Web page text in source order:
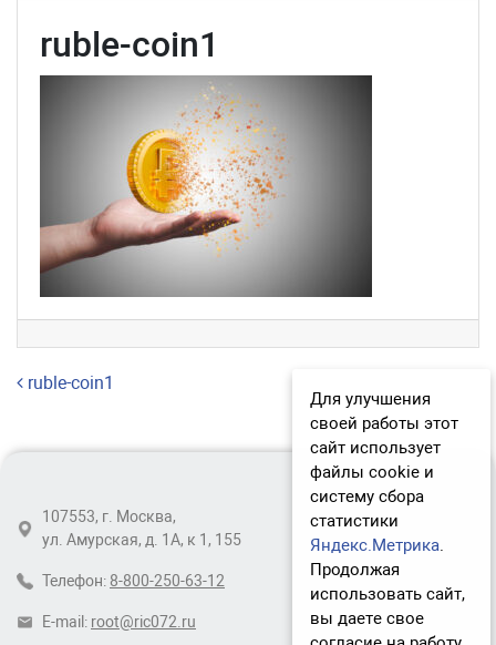
ruble-coin1
Навигация по записям
ruble-coin1
107553, г. Москва,
ул. Амурская, д. 1А, к 1, 155
Телефон: 8-800-250-63-12
E-mail: root@ric072.ru
Для улучшения
своей работы этот
сайт использует
файлы cookie и
систему сбора
статистики
Яндекс.Метрика.
Продолжая
использовать сайт,
вы даете свое